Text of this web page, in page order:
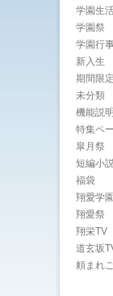
学園生
学園祭
学園行
新入生
期間限
未分類
機能説明
特集ペ
皐月祭
短編小説
福袋
翔愛学
翔愛祭
翔栄TV
道玄坂
頼まれ